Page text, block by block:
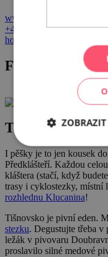
www.nahumpolce.cz
+420 720 153 184
hostinec@nahumpolce.cz
Fotogalerie
Tipy na aktivity
I pěšky je to jen kousek
Předklášteří. Každou
kláštera (stačí, když
trasy i cyklostezky, místní
rozhlednu Klucanina!
Tišnovsko je pivní eden.
stezku. Degustujte třeba
ležák v pivovaru
proslavilo silné medové